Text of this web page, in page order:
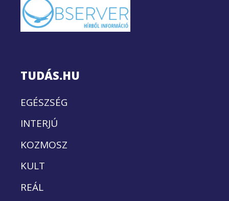
TUDÁS.HU
EGÉSZSÉG
INTERJÚ
KOZMOSZ
KULT
REÁL